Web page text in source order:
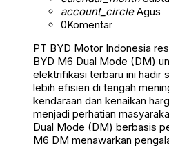
account_circleAgus
0Komentar
PT BYD Motor Indonesia
BYD M6 Dual Mode (DM)
elektrifikasi terbaru ini hadir
lebih efisien di tengah
kendaraan dan kenaikan
menjadi perhatian
Dual Mode (DM) berbasis
M6 DM menawarkan